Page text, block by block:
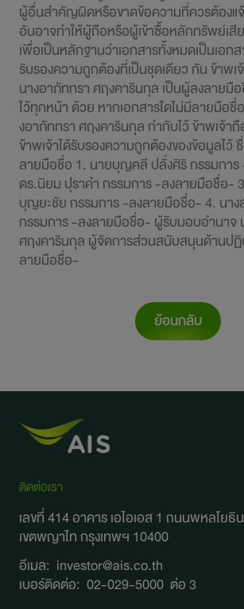
ย้อนกลับ
ติดต่อเรา
เลขที่ 414 อาคาร เอไอเอส 1 ถนนพหลโยธิน
เขตพญาไท กรุงเทพฯ 10400
อีเมล: investor@ais.co.th
เบอร์ติดต่อ: 02-029-5000 ต่อ 3